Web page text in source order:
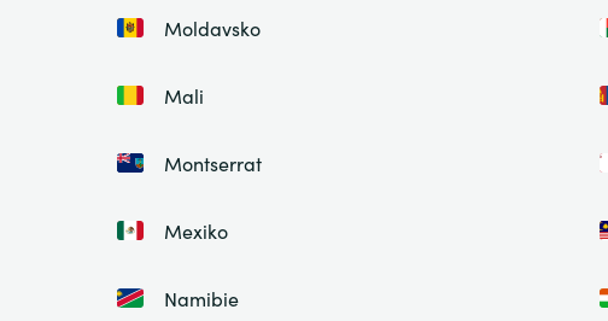
Moldavsko
Mali
Montserrat
Mexiko
Namibie